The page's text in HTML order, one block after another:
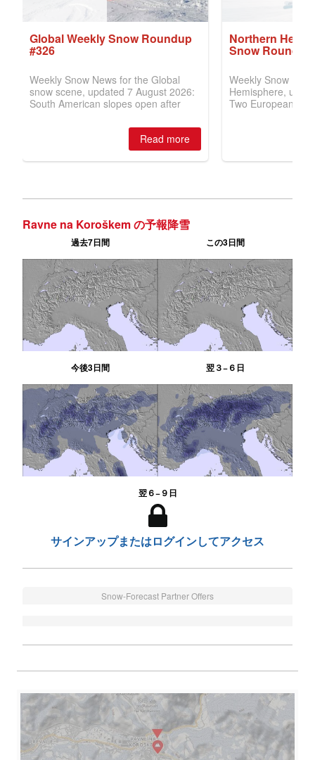
Ravne na Koroškem の予報降雪
過去7日間 この3日間
今後3日間 翌３−６日
翌６−９日
サインアップまたはログインしてアクセス
Snow-Forecast Partner Offers